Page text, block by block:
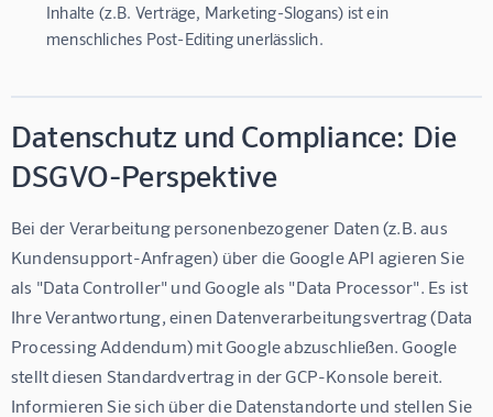
Inhalte (z.B. Verträge, Marketing-Slogans) ist ein
menschliches Post-Editing unerlässlich.
Datenschutz und Compliance: Die
DSGVO-Perspektive
Bei der Verarbeitung personenbezogener Daten (z.B. aus
Kundensupport-Anfragen) über die Google API agieren Sie
als "Data Controller" und Google als "Data Processor". Es ist
Ihre Verantwortung, einen Datenverarbeitungsvertrag (Data
Processing Addendum) mit Google abzuschließen. Google
stellt diesen Standardvertrag in der GCP-Konsole bereit.
Informieren Sie sich über die Datenstandorte und stellen Sie